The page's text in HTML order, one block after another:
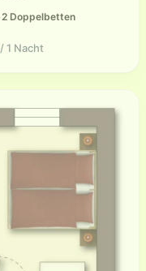
2 Doppelbetten
/ 1 Nacht